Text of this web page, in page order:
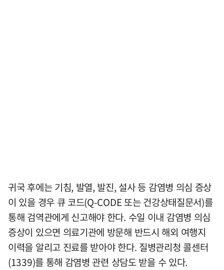
귀국 후에는 기침, 발열, 발진, 설사 등 감염병 의심 증상
이 있을 경우 큐 코드(Q-CODE 또는 건강상태질문서)를
통해 검역관에게 신고해야 한다. 수일 이내 감염병 의심
증상이 있으면 의료기관에 방문해 반드시 해외 여행지
이력을 알리고 진료를 받아야 한다. 질병관리청 콜센터
(1339)를 통해 감염병 관련 상담도 받을 수 있다.